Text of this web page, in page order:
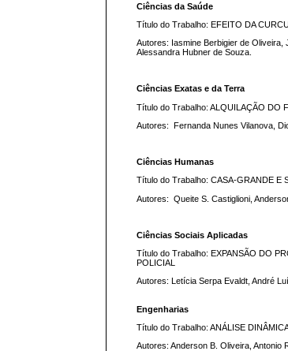
Ciências da Saúde
Título do Trabalho: EFEITO DA
Autores: Iasmine Berbigier de Oliveira,
Alessandra Hubner de Souza.
Ciências Exatas e da Terra
Título do Trabalho: ALQUILAÇÃO DO
Autores: Fernanda Nunes Vilanova,
Ciências Humanas
Título do Trabalho: CASA-GRANDE E
Autores: Queite S. Castiglioni,
Ciências Sociais Aplicadas
Título do Trabalho: EXPANSÃO DO
POLICIAL
Autores: Letícia Serpa Evaldt, André
Engenharias
Título do Trabalho: ANÁLISE
Autores: Anderson B. Oliveira, Antonio